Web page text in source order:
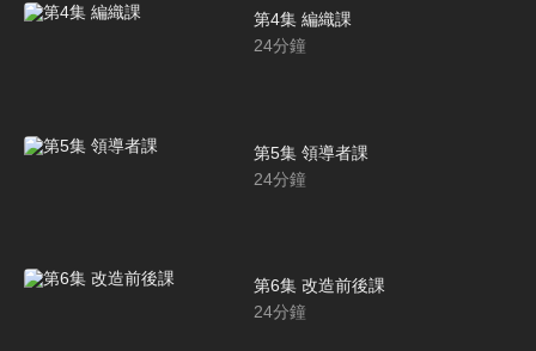
第4集 編織課
24分鐘
第5集 領導者課
24分鐘
第6集 改造前後課
24分鐘